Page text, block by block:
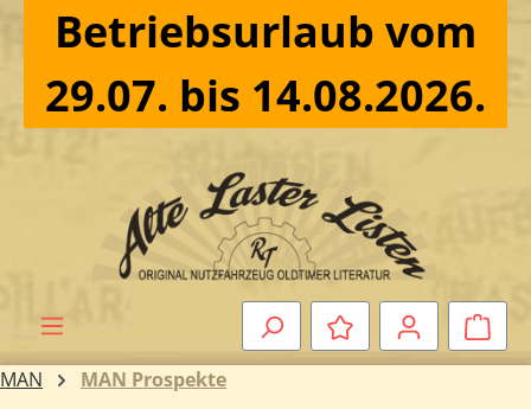
Zum Hauptinhalt springen
Betriebsurlaub vom
29.07. bis 14.08.2026.
MAN MAN Prospekte